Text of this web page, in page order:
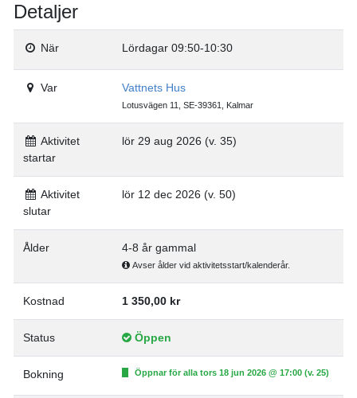
Detaljer
När Lördagar 09:50-10:30
Var Vattnets Hus
Lotusvägen 11, SE-39361, Kalmar
Aktivitet
startar
lör 29 aug 2026 (v. 35)
Aktivitet
slutar
lör 12 dec 2026 (v. 50)
Ålder 4-8 år gammal
Avser ålder vid aktivitetsstart/kalenderår.
Kostnad 1 350,00 kr
Status Öppen
Bokning Öppnar för alla tors 18 jun 2026 @ 17:00 (v. 25)